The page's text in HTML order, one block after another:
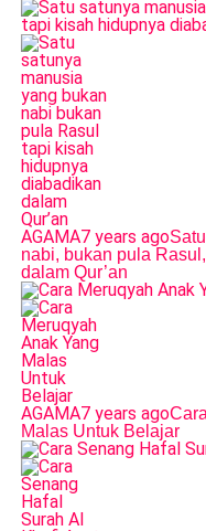
AGAMA7 years ago
nabi, bukan pula
dalam Qur’an
AGAMA7 years ago
Malas Untuk Belajar